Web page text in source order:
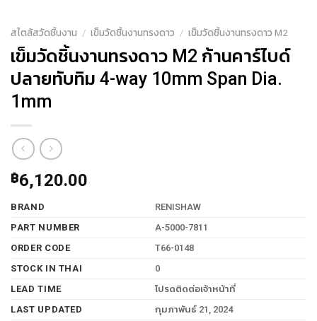
สไตลัสวัดชิ้นงาน / เข็มวัดชิ้นงานทรงดาว / เข็มวัดชิ้นงานทรงดาว M2
เข็มวัดชิ้นงานทรงดาว M2 ก้านคาร์ไบด์
ปลายทับทิม 4-way 10mm Span Dia.
1mm
฿6,120.00
BRAND
RENISHAW
PART NUMBER
A-5000-7811
ORDER CODE
T66-0148
STOCK IN THAI
0
LEAD TIME
โปรดติดต่อเจ้าหน้าที่
LAST UPDATED
กุมภาพันธ์ 21, 2024